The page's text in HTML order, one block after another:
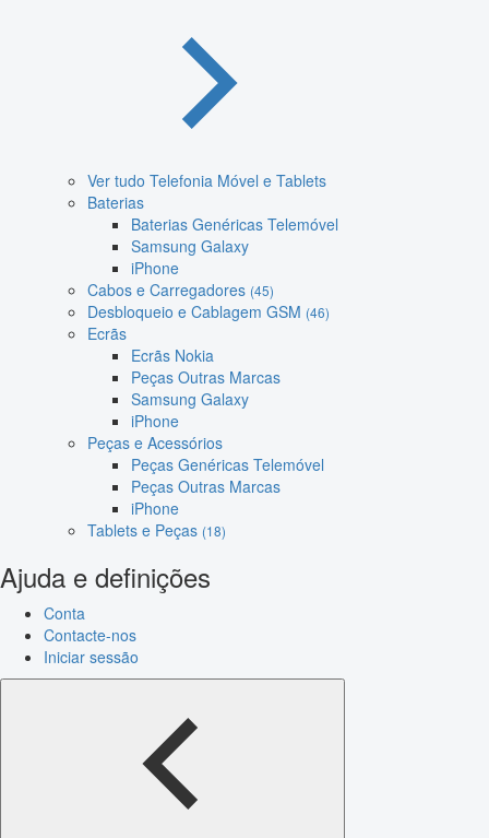
Ver tudo Telefonia Móvel e Tablets
Baterias
Baterias Genéricas Telemóvel
Samsung Galaxy
iPhone
Cabos e Carregadores (45)
Desbloqueio e Cablagem GSM (46)
Ecrãs
Ecrãs Nokia
Peças Outras Marcas
Samsung Galaxy
iPhone
Peças e Acessórios
Peças Genéricas Telemóvel
Peças Outras Marcas
iPhone
Tablets e Peças (18)
Ajuda e definições
Conta
Contacte-nos
Iniciar sessão